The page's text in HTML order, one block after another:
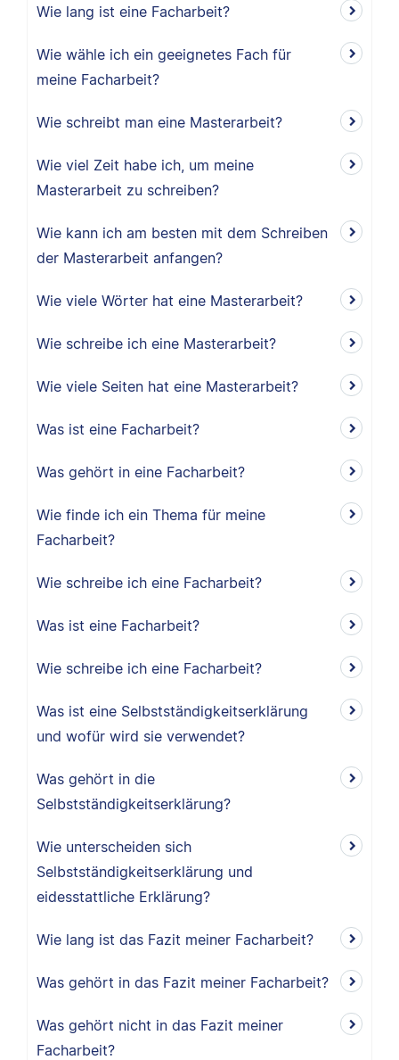
Wie lang ist eine Facharbeit?
Wie wähle ich ein geeignetes Fach für
meine Facharbeit?
Wie schreibt man eine Masterarbeit?
Wie viel Zeit habe ich, um meine
Masterarbeit zu schreiben?
Wie kann ich am besten mit dem Schreiben
der Masterarbeit anfangen?
Wie viele Wörter hat eine Masterarbeit?
Wie schreibe ich eine Masterarbeit?
Wie viele Seiten hat eine Masterarbeit?
Was ist eine Facharbeit?
Was gehört in eine Facharbeit?
Wie finde ich ein Thema für meine
Facharbeit?
Wie schreibe ich eine Facharbeit?
Was ist eine Facharbeit?
Wie schreibe ich eine Facharbeit?
Was ist eine Selbstständigkeitserklärung
und wofür wird sie verwendet?
Was gehört in die
Selbstständigkeitserklärung?
Wie unterscheiden sich
Selbstständigkeitserklärung und
eidesstattliche Erklärung?
Wie lang ist das Fazit meiner Facharbeit?
Was gehört in das Fazit meiner Facharbeit?
Was gehört nicht in das Fazit meiner
Facharbeit?